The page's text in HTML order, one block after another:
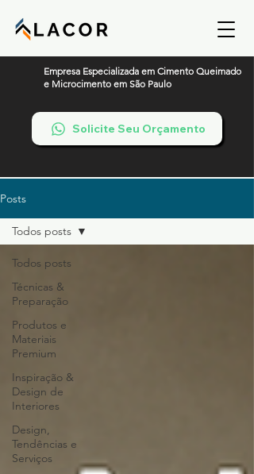
Empresa Especializada em Cimento Queimado
e Microcimento em São Paulo
Solicite Seu Orçamento
Posts
Todos posts
Técnicas &
Preparação
Produtos e
Materiais
Premium
Inspiração &
Design de
Interiores
Design,
Tendências e
Serviços
Todos posts